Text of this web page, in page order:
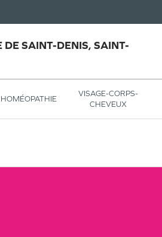
SAINT-DENIS, SAINT-
HOMÉOPATHIE
VISAGE-CORPS-
CHEVEUX